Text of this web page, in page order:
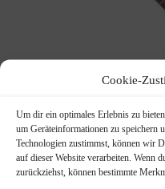
Cookie-
Um dir ein optimales Erlebnis zu
um Geräteinformationen zu speichern
Technologien zustimmst, können wir
auf dieser Website verarbeiten. Wenn
zurückziehst, können bestimmte